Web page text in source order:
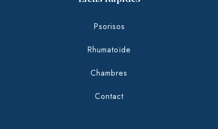
Psorisos
Rhumatoïde
Chambres
Contact